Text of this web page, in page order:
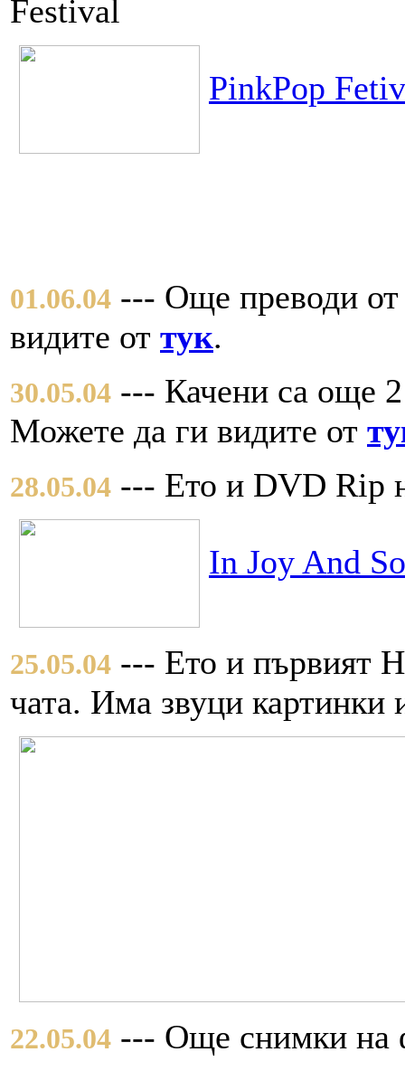
Festival
PinkPop
01.06.04 --- Още преводи
видите от тук.
30.05.04 --- Качени са още
Можете да ги видите от
28.05.04 --- Eто и DVD Rip
In Joy And
25.05.04 --- Ето и първият
чата. Има звуци картинки
22.05.04 --- Още снимки на